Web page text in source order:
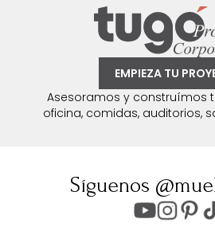
EMPIEZA TU
Asesoramos y construímos
oficina, comidas, auditorios,
Síguenos